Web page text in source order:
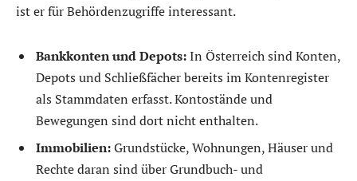
ist er für Behördenzugriffe interessant.
Bankkonten und Depots:In Österreich sind Konten,
Depots und Schließfächer bereits im Kontenregister
als Stammdaten erfasst. Kontostände und
Bewegungen sind dort nicht enthalten.
Immobilien:Grundstücke, Wohnungen, Häuser und
Rechte daran sind über Grundbuch- und